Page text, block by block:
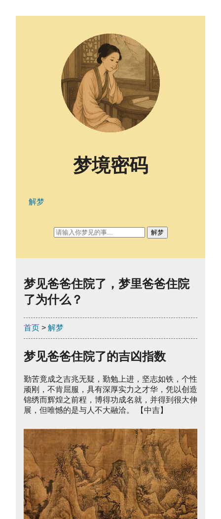
梦见爸爸住院了，梦里爸爸住院
了为什么？
首页 > 解梦
梦见爸爸住院了的吉凶指数
勤苦竟成之吉兆无疑，勤勉上进，坚志如铁，个性
顽刚，不肯屈服，具有深厚实力之才华，凭以创造
锦绣而辉煌之前程，博得功成名就，并得到很大伸
展，但唯憾的是与人不大融洽。 【中吉】
梦境密码
解梦
解梦